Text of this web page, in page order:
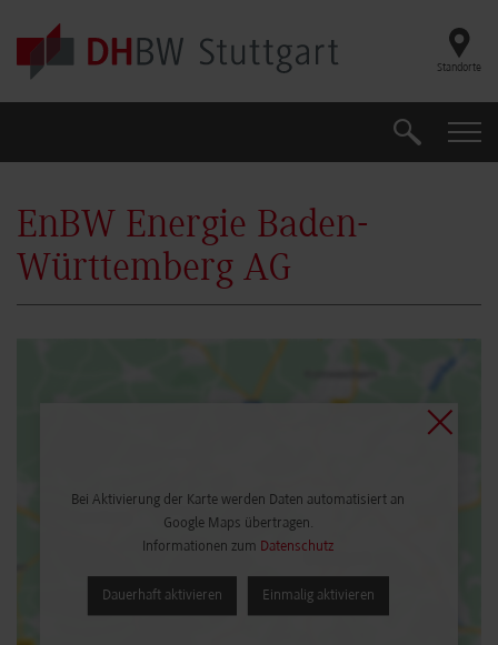
Skip to main content
Standorte
Suche
EnBW Energie Baden-
Württemberg AG
Bei Aktivierung der Karte werden Daten automatisiert an
Google Maps übertragen.
Informationen zum Datenschutz
Dauerhaft aktivieren Einmalig aktivieren